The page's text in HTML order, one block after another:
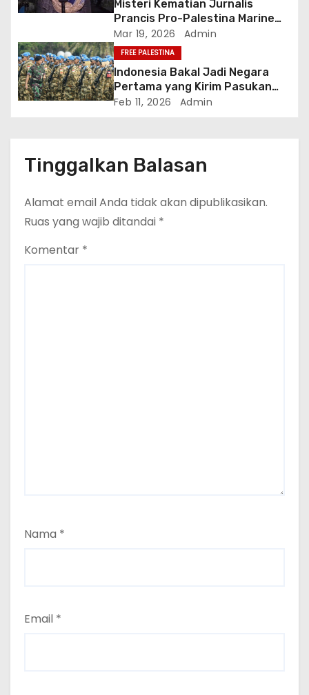
Misteri Kematian Jurnalis
Prancis Pro-Palestina Marine
Vlahovic saat Investigasi
Genosida Gaza
Mar 19, 2026 Admin
FREE PALESTINA
Indonesia Bakal Jadi Negara
Pertama yang Kirim Pasukan
Asing ke Gaza dalam Misi ISF
Feb 11, 2026 Admin
Tinggalkan Balasan
Alamat email Anda tidak akan dipublikasikan.
Ruas yang wajib ditandai *
Komentar *
Nama *
Email *